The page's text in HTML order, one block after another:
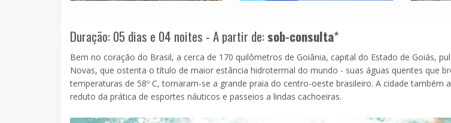
Duração: 05 dias e 04 noites - A partir de:sob-consulta*
Bem no coração do Brasil, a cerca de 170 quilômetros de Goiânia, capital do Estado de Goiás,
Novas, que ostenta o título de maior estância hidrotermal do mundo - suas águas quentes que
temperaturas de 58º C, tornaram-se a grande praia do centro-oeste brasileiro. A cidade também
reduto da prática de esportes náuticos e passeios a lindas cachoeiras.